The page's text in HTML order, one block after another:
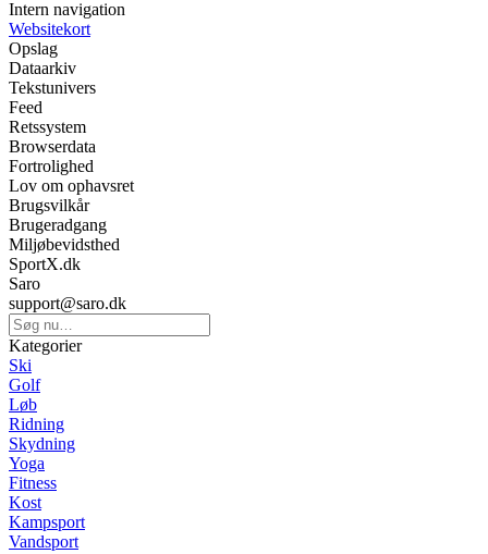
Intern navigation
Websitekort
Opslag
Dataarkiv
Tekstunivers
Feed
Retssystem
Browserdata
Fortrolighed
Lov om ophavsret
Brugsvilkår
Brugeradgang
Miljøbevidsthed
SportX.dk
Saro
support@saro.dk
Kategorier
Ski
Golf
Løb
Ridning
Skydning
Yoga
Fitness
Kost
Kampsport
Vandsport